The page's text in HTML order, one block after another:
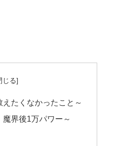
たくなかったこと～
界後1万パワー～